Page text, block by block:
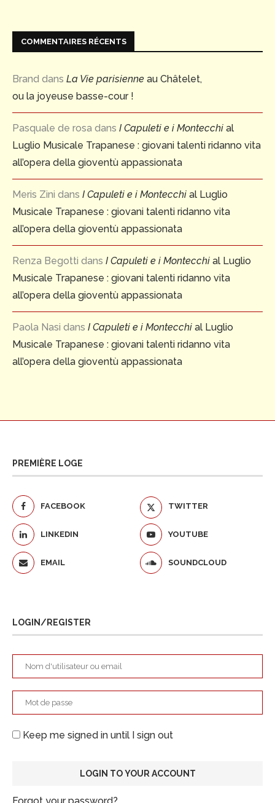
COMMENTAIRES RÉCENTS
Brand dans La Vie parisienne au Châtelet,
ou la joyeuse basse-cour !
Pasquale de rosa dans I Capuleti e i Montecchi al
Luglio Musicale Trapanese : giovani talenti ridanno vita
all’opera della gioventù appassionata
Meris Zini dans I Capuleti e i Montecchi al Luglio
Musicale Trapanese : giovani talenti ridanno vita
all’opera della gioventù appassionata
Renza Begotti dans I Capuleti e i Montecchi al Luglio
Musicale Trapanese : giovani talenti ridanno vita
all’opera della gioventù appassionata
Paola Nasi dans I Capuleti e i Montecchi al Luglio
Musicale Trapanese : giovani talenti ridanno vita
all’opera della gioventù appassionata
PREMIÈRE LOGE
FACEBOOK TWITTER
LINKEDIN YOUTUBE
EMAIL SOUNDCLOUD
LOGIN/REGISTER
Keep me signed in until I sign out